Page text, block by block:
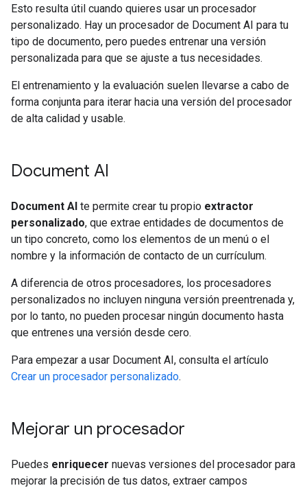
Esto resulta útil cuando quieres usar un procesador
personalizado. Hay un procesador de Document AI para tu
tipo de documento, pero puedes entrenar una versión
personalizada para que se ajuste a tus necesidades.
El entrenamiento y la evaluación suelen llevarse a cabo de
forma conjunta para iterar hacia una versión del procesador
de alta calidad y usable.
Document AI
Document AI te permite crear tu propio extractor
personalizado, que extrae entidades de documentos de
un tipo concreto, como los elementos de un menú o el
nombre y la información de contacto de un currículum.
A diferencia de otros procesadores, los procesadores
personalizados no incluyen ninguna versión preentrenada y,
por lo tanto, no pueden procesar ningún documento hasta
que entrenes una versión desde cero.
Para empezar a usar Document AI, consulta el artículo
Crear un procesador personalizado.
Mejorar un procesador
Puedes enriquecer nuevas versiones del procesador para
mejorar la precisión de tus datos, extraer campos